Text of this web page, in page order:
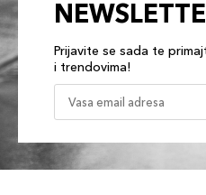
Prijavite se sada te
i trendovima!